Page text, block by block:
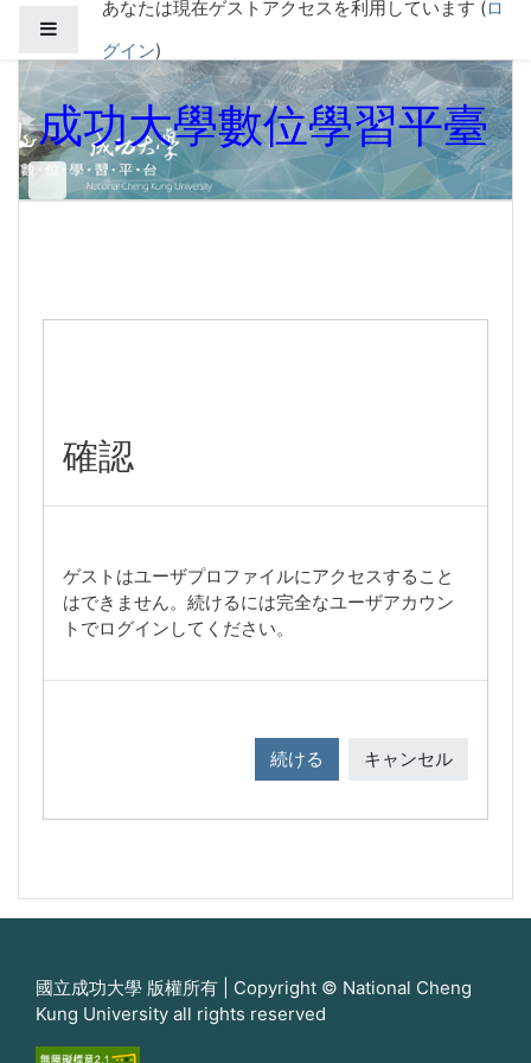
メインコンテンツへスキップする
あなたは現在ゲストアクセスを利用しています (ロ
グイン)
成功大學數位學習平臺
確認
ゲストはユーザプロファイルにアクセスすること
はできません。続けるには完全なユーザアカウン
トでログインしてください。
続ける キャンセル
國立成功大學 版權所有 | Copyright © National Cheng
Kung University all rights reserved